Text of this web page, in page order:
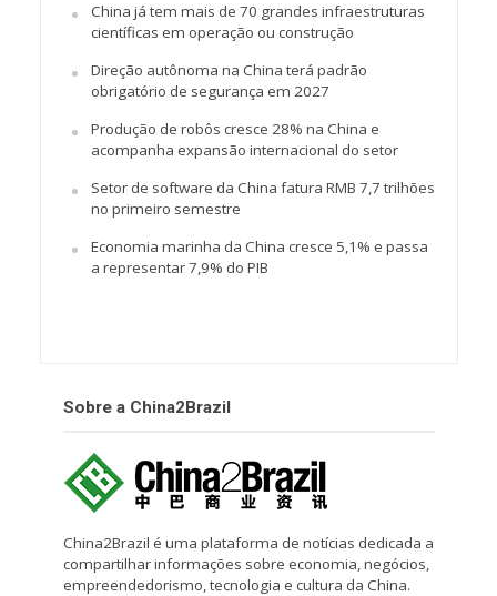
China já tem mais de 70 grandes infraestruturas
científicas em operação ou construção
Direção autônoma na China terá padrão
obrigatório de segurança em 2027
Produção de robôs cresce 28% na China e
acompanha expansão internacional do setor
Setor de software da China fatura RMB 7,7 trilhões
no primeiro semestre
Economia marinha da China cresce 5,1% e passa
a representar 7,9% do PIB
Sobre a China2Brazil
China2Brazil é uma plataforma de notícias dedicada a
compartilhar informações sobre economia, negócios,
empreendedorismo, tecnologia e cultura da China.